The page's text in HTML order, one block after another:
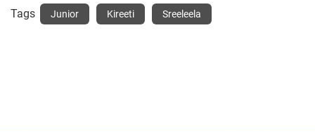
Tags Junior Kireeti Sreeleela